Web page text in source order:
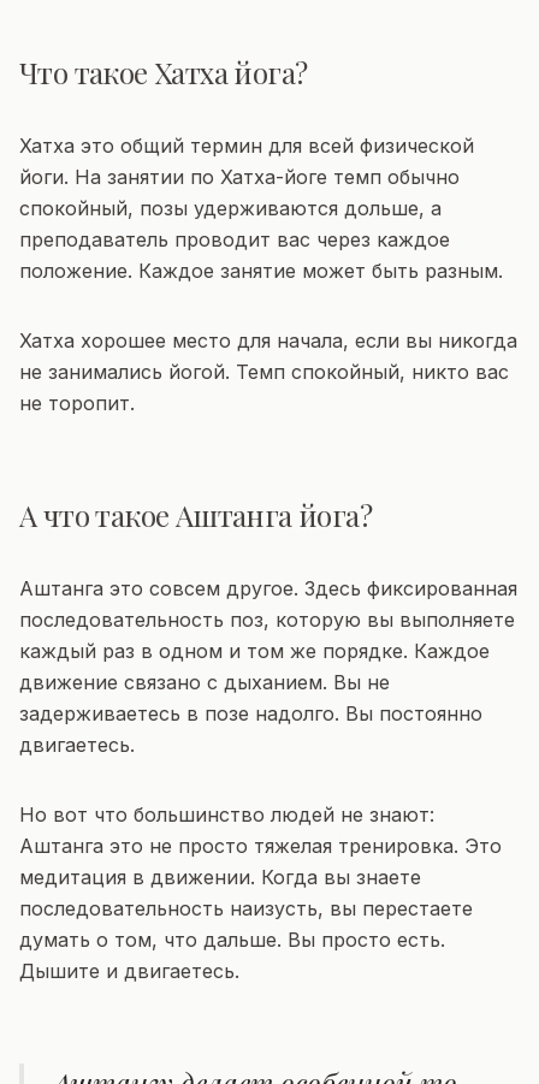
Что такое Хатха йога?
Хатха это общий термин для всей физической
йоги. На занятии по Хатха-йоге темп обычно
спокойный, позы удерживаются дольше, а
преподаватель проводит вас через каждое
положение. Каждое занятие может быть разным.
Хатха хорошее место для начала, если вы никогда
не занимались йогой. Темп спокойный, никто вас
не торопит.
А что такое Аштанга йога?
Аштанга это совсем другое. Здесь фиксированная
последовательность поз, которую вы выполняете
каждый раз в одном и том же порядке. Каждое
движение связано с дыханием. Вы не
задерживаетесь в позе надолго. Вы постоянно
двигаетесь.
Но вот что большинство людей не знают:
Аштанга это не просто тяжелая тренировка. Это
медитация в движении. Когда вы знаете
последовательность наизусть, вы перестаете
думать о том, что дальше. Вы просто есть.
Дышите и двигаетесь.